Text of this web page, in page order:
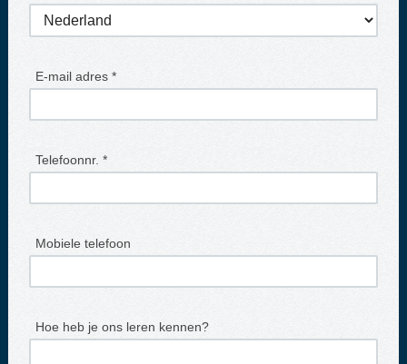
E-mail adres *
Telefoonnr. *
Mobiele telefoon
Hoe heb je ons leren kennen?